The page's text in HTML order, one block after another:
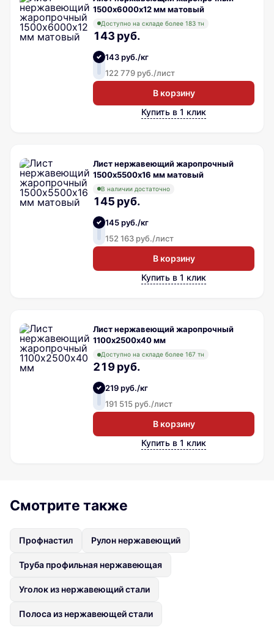
1500х6000х12 мм матовый
Доступно на складе более 183 тн
143 руб.
143 руб./кг
122 779 руб./лист
В корзину
Купить в 1 клик
Лист нержавеющий жаропрочный
1500х5500х16 мм матовый
В наличии достаточно
145 руб.
145 руб./кг
152 163 руб./лист
В корзину
Купить в 1 клик
Лист нержавеющий жаропрочный
1100х2500х40 мм
Доступно на складе более 167 тн
219 руб.
219 руб./кг
191 515 руб./лист
В корзину
Купить в 1 клик
Смотрите также
Профнастил Рулон нержавеющий
Труба профильная нержавеющая
Уголок из нержавеющий стали
Полоса из нержавеющей стали